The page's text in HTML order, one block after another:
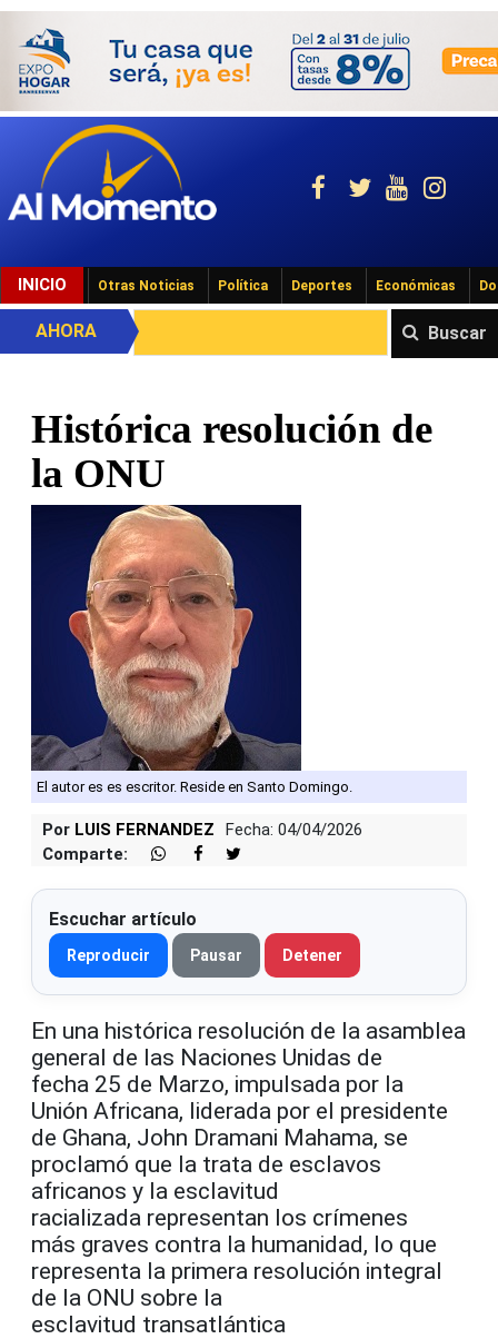
INICIO Otras Noticias Política Deportes Económicas
Buscar
AHORA
Histórica resolución de
la ONU
El autor es es escritor. Reside en Santo Domingo.
Por LUIS FERNANDEZ
Fecha: 04/04/2026
Comparte:
Escuchar artículo
Reproducir Pausar Detener
En una histórica resolución de la asamblea
general de las Naciones Unidas de
fecha 25 de Marzo, impulsada por la
Unión Africana, liderada por el presidente
de Ghana, John Dramani Mahama, se
proclamó que la trata de esclavos
africanos y la esclavitud
racializada representan los crímenes
más graves contra la humanidad, lo que
representa la primera resolución integral
de la ONU sobre la
esclavitud transatlántica